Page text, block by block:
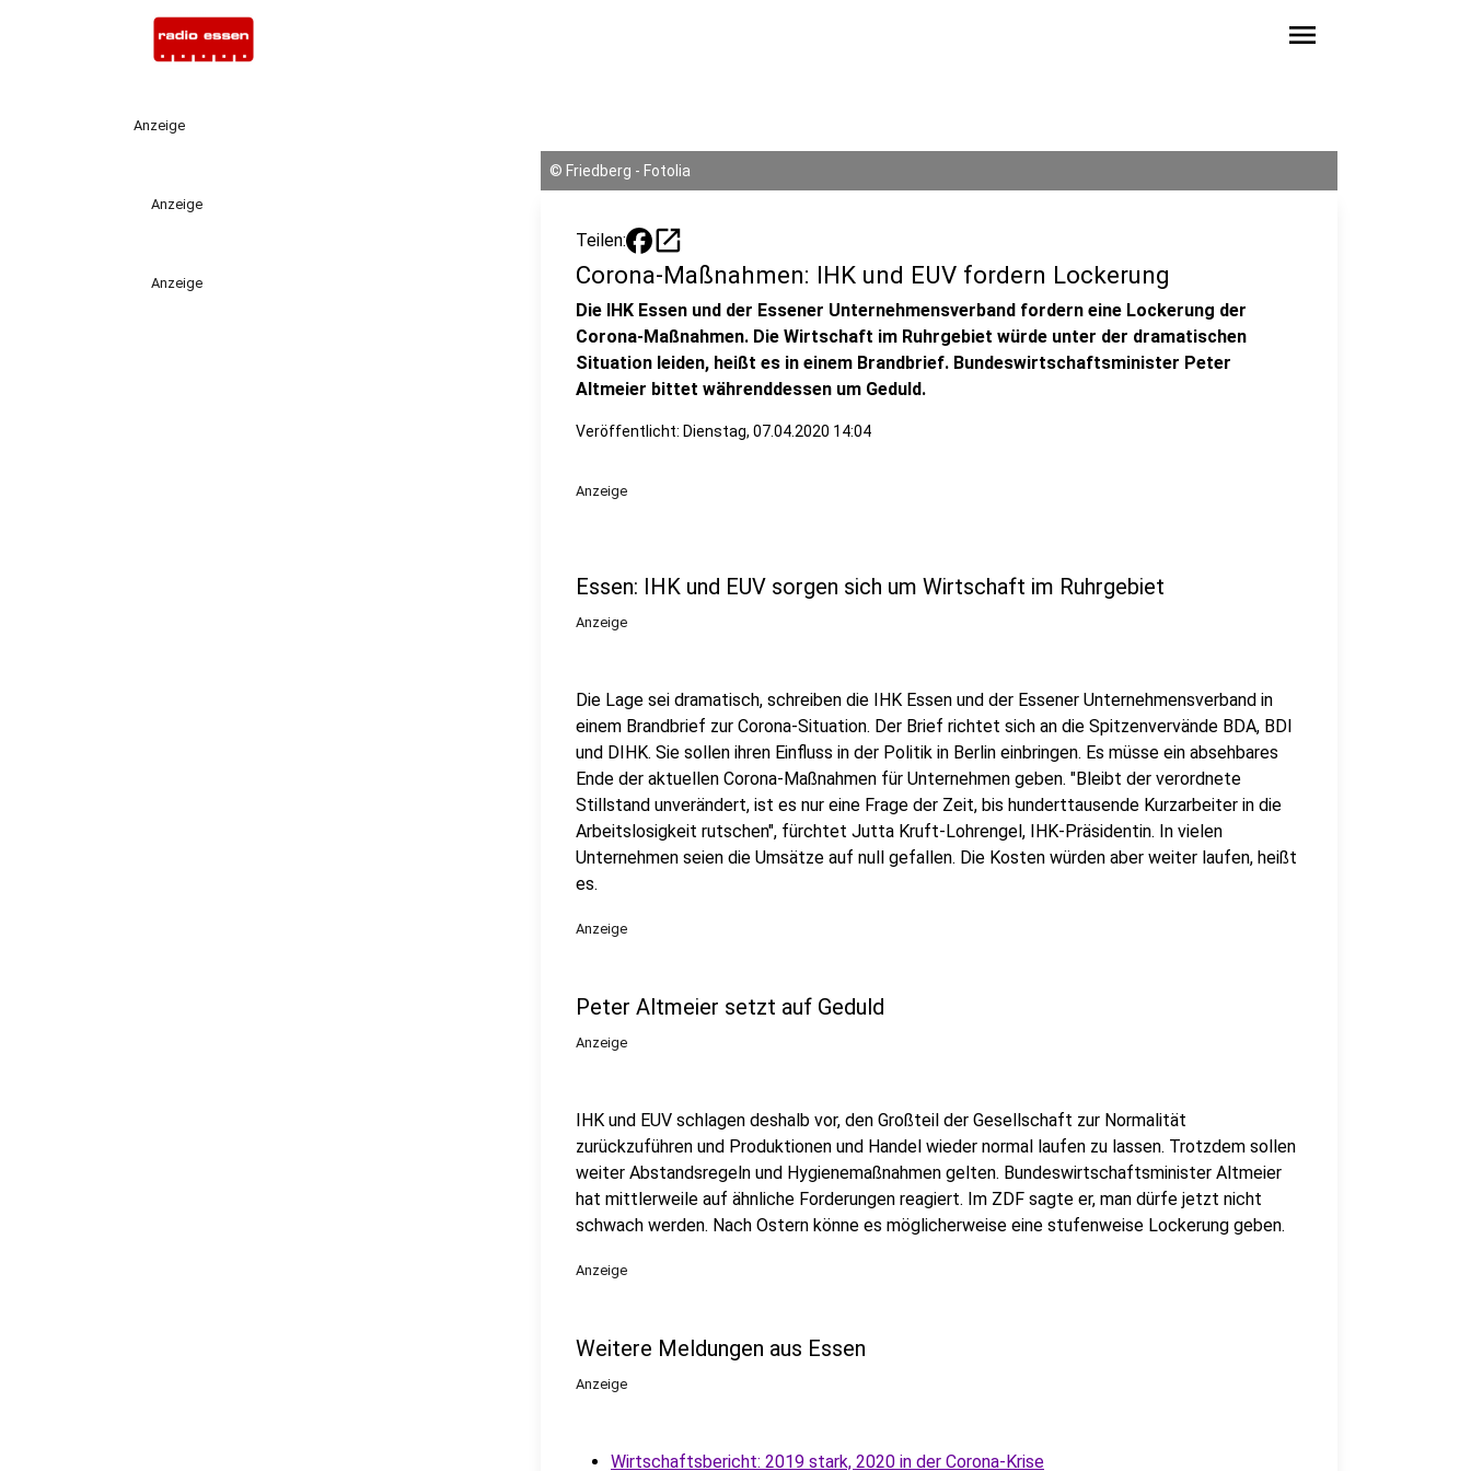
menu
Anzeige
Anzeige
Anzeige
© Friedberg - Fotolia
Teilen: open_in_new
Corona-Maßnahmen: IHK und EUV fordern Lockerung
Die IHK Essen und der Essener Unternehmensverband fordern eine Lockerung der
Corona-Maßnahmen. Die Wirtschaft im Ruhrgebiet würde unter der dramatischen
Situation leiden, heißt es in einem Brandbrief. Bundeswirtschaftsminister Peter
Altmeier bittet währenddessen um Geduld.
Veröffentlicht: Dienstag, 07.04.2020 14:04
Anzeige
Essen: IHK und EUV sorgen sich um Wirtschaft im Ruhrgebiet
Anzeige
Die Lage sei dramatisch, schreiben die IHK Essen und der Essener Unternehmensverband in
einem Brandbrief zur Corona-Situation. Der Brief richtet sich an die Spitzenvervände BDA, BDI
und DIHK. Sie sollen ihren Einfluss in der Politik in Berlin einbringen. Es müsse ein absehbares
Ende der aktuellen Corona-Maßnahmen für Unternehmen geben. "Bleibt der verordnete
Stillstand unverändert, ist es nur eine Frage der Zeit, bis hunderttausende Kurzarbeiter in die
Arbeitslosigkeit rutschen", fürchtet Jutta Kruft-Lohrengel, IHK-Präsidentin. In vielen
Unternehmen seien die Umsätze auf null gefallen. Die Kosten würden aber weiter laufen, heißt
es.
Anzeige
Peter Altmeier setzt auf Geduld
Anzeige
IHK und EUV schlagen deshalb vor, den Großteil der Gesellschaft zur Normalität
zurückzuführen und Produktionen und Handel wieder normal laufen zu lassen. Trotzdem sollen
weiter Abstandsregeln und Hygienemaßnahmen gelten. Bundeswirtschaftsminister Altmeier
hat mittlerweile auf ähnliche Forderungen reagiert. Im ZDF sagte er, man dürfe jetzt nicht
schwach werden. Nach Ostern könne es möglicherweise eine stufenweise Lockerung geben.
Anzeige
Weitere Meldungen aus Essen
Anzeige
Wirtschaftsbericht: 2019 stark, 2020 in der Corona-Krise